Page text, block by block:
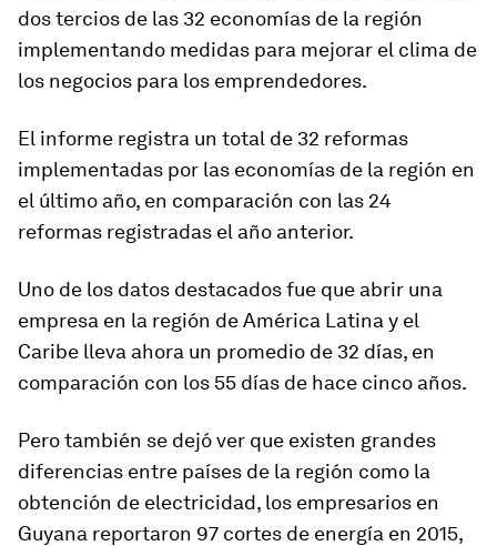
dos tercios de las 32 economías de la región
implementando medidas para mejorar el clima de
los negocios para los emprendedores.
El informe registra un total de 32 reformas
implementadas por las economías de la región en
el último año, en comparación con las 24
reformas registradas el año anterior.
Uno de los datos destacados fue que abrir una
empresa en la región de América Latina y el
Caribe lleva ahora un promedio de 32 días, en
comparación con los 55 días de hace cinco años.
Pero también se dejó ver que existen grandes
diferencias entre países de la región como la
obtención de electricidad, los empresarios en
Guyana reportaron 97 cortes de energía en 2015,